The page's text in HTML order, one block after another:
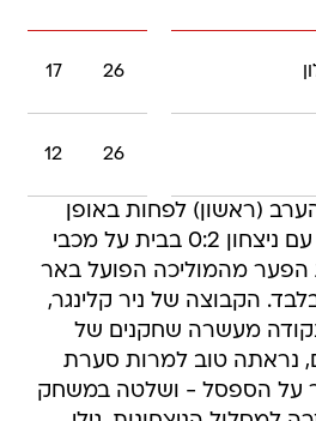
26
17
26
12
(ראשון) לפחות באופן
זמני לבית"ר ירושלים, עם ניצחון 0:2 בבית על מכבי
הפער מהמוליכה הפועל באר
הקבוצה של ניר קלינגר,
מעשרה שחקנים של
נראתה טוב למרות סערת
על הספסל - ושלטה במשחק